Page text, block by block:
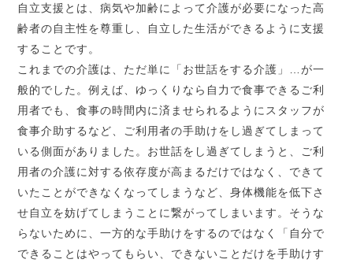
自立支援とは、病気や加齢によって介護が必要になった高
齢者の自主性を尊重し、自立した生活ができるように支援
することです。
これまでの介護は、ただ単に「お世話をする介護」
…が一
般的でした。例えば、ゆっくりなら自力で食事できるご利
用者でも、食事の時間内に済ませられるようにスタッフが
食事介助するなど、ご利用者の手助けをし過ぎてしまって
いる側面がありました。お世話をし過ぎてしまうと、ご利
用者の介護に対する依存度が高まるだけではなく、できて
いたことができなくなってしまうなど、身体機能を低下さ
せ自立を妨げてしまうことに繋がってしまいます。そうな
らないために、一方的な手助けをするのではなく「自分で
できることはやってもらい、できないことだけを手助けす